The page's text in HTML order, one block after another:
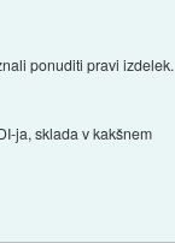
ponuditi pravi izdelek.
ja, sklada v kakšnem